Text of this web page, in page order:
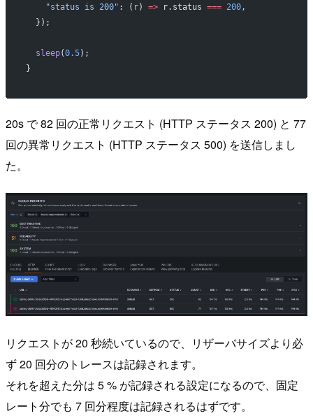
    "status is 200"
: ( r) => r.status === 200,
  });
  sleep
(0.5);
}
20s で 82 回の正常リクエスト (HTTP ステータス 200) と 77
回の異常リクエスト (HTTP ステータス 500) を送信しまし
た。
リクエストが 20 秒続いているので、リザーバサイズより必
ず 20 回分のトレースは記録されます。
それを超えた分は 5 % が記録される設定になるので、固定
レート分でも 7 回分程度は記録されるはずです。